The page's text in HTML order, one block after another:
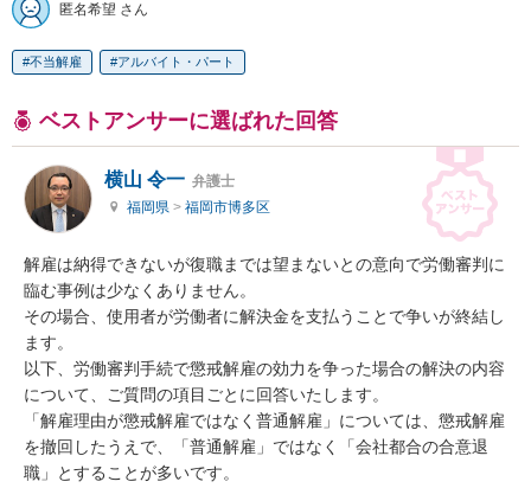
匿名希望 さん
不当解雇 アルバイト・パート
ベストアンサーに選ばれた回答
横山 令一 弁護士
福岡県 > 福岡市博多区
解雇は納得できないが復職までは望まないとの意向で労働審判に
臨む事例は少なくありません。
その場合、使用者が労働者に解決金を支払うことで争いが終結し
ます。
以下、労働審判手続で懲戒解雇の効力を争った場合の解決の内容
について、ご質問の項目ごとに回答いたします。
「解雇理由が懲戒解雇ではなく普通解雇」については、懲戒解雇
を撤回したうえで、「普通解雇」ではなく「会社都合の合意退
職」とすることが多いです。